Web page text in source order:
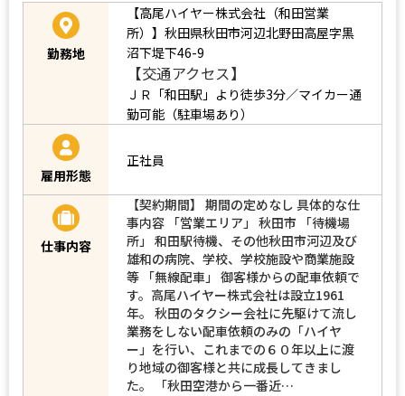
勤務地
【高尾ハイヤー株式会社（和田営業
所）】秋田県秋田市河辺北野田高屋字黒
沼下堤下46-9
【交通アクセス】
ＪＲ「和田駅」より徒歩3分／マイカー通
勤可能（駐車場あり）
雇用形態
正社員
仕事内容
【契約期間】 期間の定めなし 具体的な仕
事内容 「営業エリア」 秋田市 「待機場
所」 和田駅待機、その他秋田市河辺及び
雄和の病院、学校、学校施設や商業施設
等 「無線配車」 御客様からの配車依頼で
す。高尾ハイヤー株式会社は設立1961
年。 秋田のタクシー会社に先駆けて流し
業務をしない配車依頼のみの「ハイヤ
ー」を行い、これまでの６０年以上に渡
り地域の御客様と共に成長してきまし
た。 「秋田空港から一番近…